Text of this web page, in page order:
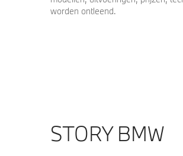
worden ontleend.
STORY BMW